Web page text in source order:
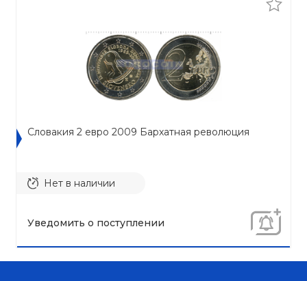
Словакия 2 евро 2009 Бархатная революция
Нет в наличии
Уведомить о поступлении